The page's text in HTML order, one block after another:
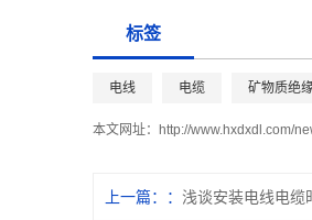
标签
电线 电缆 矿物质绝
本文网址： http://www.hxdxdl.com/
上一篇： 浅谈安装电线电缆